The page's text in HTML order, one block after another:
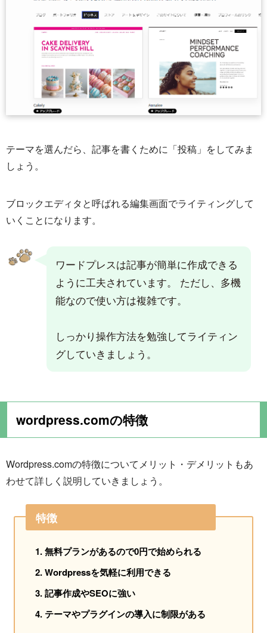
テーマを選んだら、記事を書くために「投稿」をしてみま
しょう。
ブロックエディタと呼ばれる編集画面でライティングして
いくことになります。
ワードプレスは記事が簡単に作成できる
ように工夫されています。 ただし、多機
能なので使い方は複雑です。
しっかり操作方法を勉強してライティン
グしていきましょう。
wordpress.comの特徴
Wordpress.comの特徴についてメリット・デメリットもあ
わせて詳しく説明していきましょう。
特徴
無料プランがあるので0円で始められる
Wordpressを気軽に利用できる
記事作成やSEOに強い
テーマやプラグインの導入に制限がある